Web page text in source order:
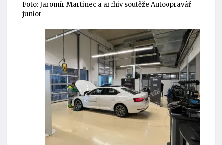
Foto: Jaromír Martinec a archiv soutěže Autoopravář
junior